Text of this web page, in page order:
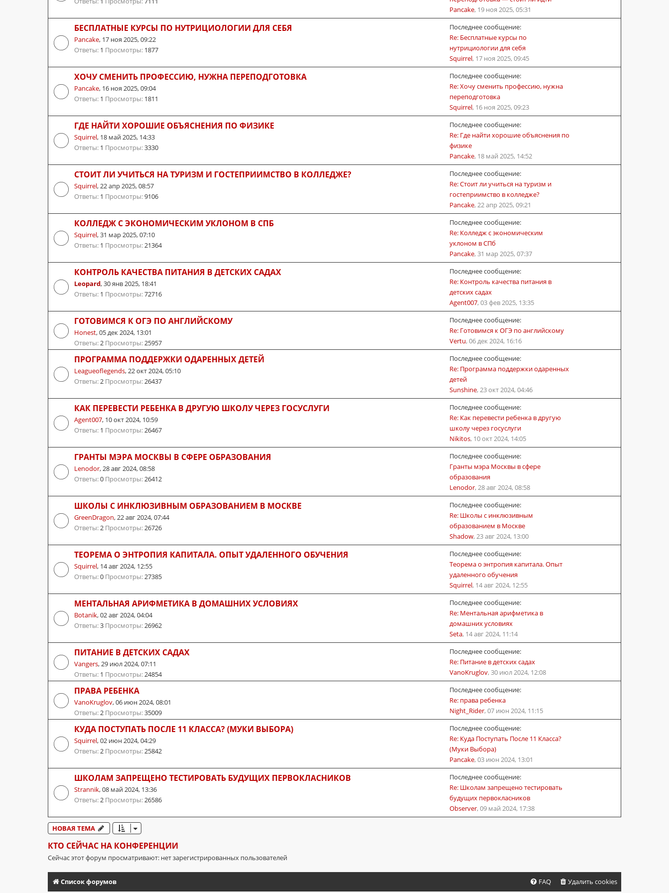
Pancake, 19 ноя 2025, 05:31
БЕСПЛАТНЫЕ КУРСЫ ПО НУТРИЦИОЛОГИИ ДЛЯ СЕБЯ
Pancake, 17 ноя 2025, 09:22
Ответы: 1 Просмотры: 1877
Последнее сообщение:
Re: Бесплатные курсы по
нутрициологии для себя
Squirrel, 17 ноя 2025, 09:45
ХОЧУ СМЕНИТЬ ПРОФЕССИЮ, НУЖНА ПЕРЕПОДГОТОВКА
Pancake, 16 ноя 2025, 09:04
Ответы: 1 Просмотры: 1811
Последнее сообщение:
Re: Хочу сменить профессию, нужна
переподготовка
Squirrel, 16 ноя 2025, 09:23
ГДЕ НАЙТИ ХОРОШИЕ ОБЪЯСНЕНИЯ ПО ФИЗИКЕ
Squirrel, 18 май 2025, 14:33
Ответы: 1 Просмотры:3330
Последнее сообщение:
Re: Где найти хорошие объяснения по
физике
Pancake, 18 май 2025, 14:52
СТОИТ ЛИ УЧИТЬСЯ НА ТУРИЗМ И ГОСТЕПРИИМСТВО В КОЛЛЕДЖЕ?
Squirrel, 22 апр 2025, 08:57
Ответы: 1 Просмотры:9106
Последнее сообщение:
Re: Стоит ли учиться на туризм и
гостеприимство в колледже?
Pancake, 22 апр 2025, 09:21
КОЛЛЕДЖ С ЭКОНОМИЧЕСКИМ УКЛОНОМ В СПБ
Squirrel,31 мар 2025, 07:10
Ответы: 1 Просмотры: 21364
Последнее сообщение:
Re: Колледж с экономическим
уклоном в СПб
Pancake, 31 мар 2025, 07:37
КОНТРОЛЬ КАЧЕСТВА ПИТАНИЯ В ДЕТСКИХ САДАХ
Leopard,30 янв 2025, 18:41
Ответы: 1 Просмотры:72716
Последнее сообщение:
Re: Контроль качества питания в
детских садах
Agent007, 03 фев 2025, 13:35
ГОТОВИМСЯ К ОГЭ ПО АНГЛИЙСКОМУ
Honest,05 дек 2024, 13:01
Ответы: 2 Просмотры: 25957
Последнее сообщение:
Re: Готовимся к ОГЭ по английскому
Vertu, 06 дек 2024, 16:16
ПРОГРАММА ПОДДЕРЖКИ ОДАРЕННЫХ ДЕТЕЙ
Leagueoflegends, 22 окт 2024, 05:10
Ответы: 2 Просмотры: 26437
Последнее сообщение:
Re: Программа поддержки одаренных
детей
Sunshine, 23 окт 2024, 04:46
КАК ПЕРЕВЕСТИ РЕБЕНКА В ДРУГУЮ ШКОЛУ ЧЕРЕЗ ГОСУСЛУГИ
Agent007, 10 окт 2024, 10:59
Ответы: 1 Просмотры: 26467
Последнее сообщение:
Re: Как перевести ребенка в другую
школу через госуслуги
Nikitos, 10 окт 2024, 14:05
ГРАНТЫ МЭРА МОСКВЫ В СФЕРЕ ОБРАЗОВАНИЯ
Lenodor, 28 авг 2024, 08:58
Ответы:0 Просмотры: 26412
Последнее сообщение:
Гранты мэра Москвы в сфере
образования
Lenodor, 28 авг 2024, 08:58
ШКОЛЫ С ИНКЛЮЗИВНЫМ ОБРАЗОВАНИЕМ В МОСКВЕ
GreenDragon, 22 авг 2024, 07:44
Ответы: 2 Просмотры: 26726
Последнее сообщение:
Re: Школы с инклюзивным
образованием в Москве
Shadow, 23 авг 2024, 13:00
ТЕОРЕМА О ЭНТРОПИЯ КАПИТАЛА. ОПЫТ УДАЛЕННОГО ОБУЧЕНИЯ
Squirrel, 14 авг 2024, 12:55
Ответы:0 Просмотры: 27385
Последнее сообщение:
Теорема о энтропия капитала. Опыт
удаленного обучения
Squirrel, 14 авг 2024, 12:55
МЕНТАЛЬНАЯ АРИФМЕТИКА В ДОМАШНИХ УСЛОВИЯХ
Botanik,02 авг 2024, 04:04
Ответы:3 Просмотры: 26962
Последнее сообщение:
Re: Ментальная арифметика в
домашних условиях
Seta, 14 авг 2024, 11:14
ПИТАНИЕ В ДЕТСКИХ САДАХ
Vangers, 29 июл 2024, 07:11
Ответы: 1 Просмотры: 24854
Последнее сообщение:
Re: Питание в детских садах
VanoKruglov, 30 июл 2024, 12:08
ПРАВА РЕБЕНКА
VanoKruglov,06 июн 2024, 08:01
Ответы: 2 Просмотры:35009
Последнее сообщение:
Re: права ребенка
Night_Rider, 07 июн 2024, 11:15
КУДА ПОСТУПАТЬ ПОСЛЕ 11 КЛАССА? (МУКИ ВЫБОРА)
Squirrel,02 июн 2024, 04:29
Ответы: 2 Просмотры: 25842
Последнее сообщение:
Re: Куда Поступать После 11 Класса?
(Муки Выбора)
Pancake, 03 июн 2024, 13:01
ШКОЛАМ ЗАПРЕЩЕНО ТЕСТИРОВАТЬ БУДУЩИХ ПЕРВОКЛАСНИКОВ
Strannik,08 май 2024, 13:36
Ответы: 2 Просмотры: 26586
Последнее сообщение:
Re: Школам запрещено тестировать
будущих первокласников
Observer, 09 май 2024, 17:38
НОВАЯ ТЕМА
КТО СЕЙЧАС НА КОНФЕРЕНЦИИ
Сейчас этот форум просматривают: нет зарегистрированных пользователей
Список форумов Удалить cookies
FAQ